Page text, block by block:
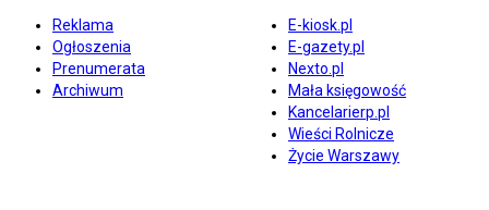
Reklama
Ogłoszenia
Prenumerata
Archiwum
E-kiosk.pl
E-gazety.pl
Nexto.pl
Mała księgowość
Kancelarierp.pl
Wieści Rolnicze
Życie Warszawy